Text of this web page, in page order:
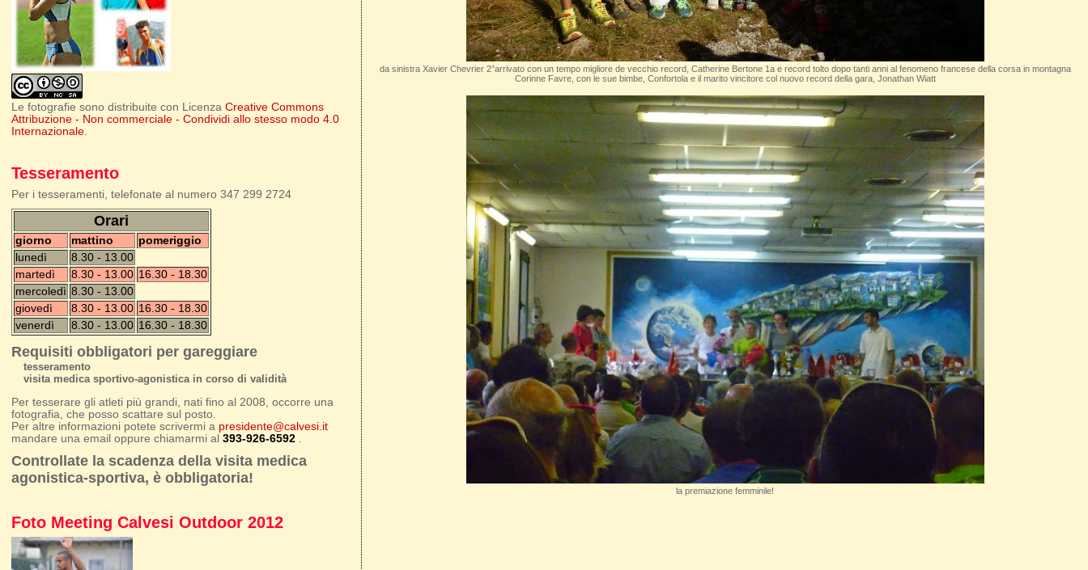
da sinistra Xavier Chevrier 2°arrivato con un tempo migliore de vecchio record, Catherine Bertone 1a e record tolto dopo tanti anni al fenomeno francese della corsa in montagna
Corinne Favre, con le sue bimbe, Confortola e il marito vincitore col nuovo record della gara, Jonathan Wiatt
la premiazione femminile!
Le fotografie sono distribuite con LicenzaCreative Commons
Attribuzione - Non commerciale - Condividi allo stesso modo 4.0
Internazionale.
Tesseramento
Per i tesseramenti, telefonate al numero 347 299 2724
Orari
giorno mattino
pomeriggio
lunedì
8.30 - 13.00
martedì
8.30 - 13.00 16.30 - 18.30
mercoledì 8.30 - 13.00
giovedì
8.30 - 13.00 16.30 - 18.30
venerdì
8.30 - 13.00 16.30 - 18.30
Requisiti obbligatori per gareggiare
tesseramento
visita medica sportivo-agonistica in corso di validità
Per tesserare gli atleti più grandi, nati fino al 2008, occorre una
fotografia, che posso scattare sul posto.
Per altre informazioni potete scrivermi a presidente@calvesi.it
mandare una email oppure chiamarmi al393-926-6592
Controllate la scadenza della visita medica
agonistica-sportiva, è obbligatoria!
Foto Meeting Calvesi Outdoor 2012